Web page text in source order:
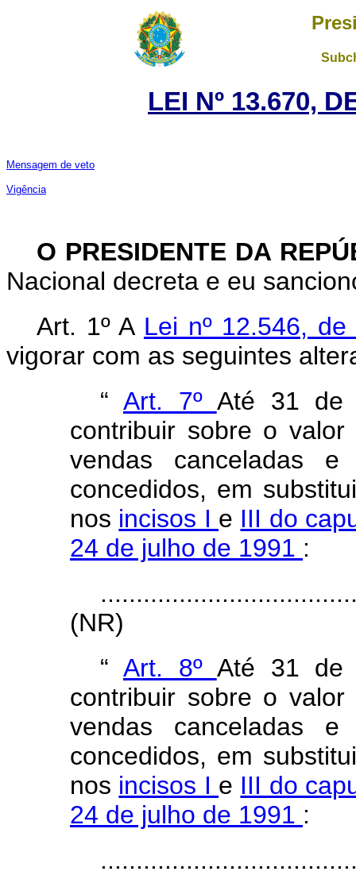
LEI Nº 13.670,
Mensagem de veto
Vigência
O PRESIDENTE DA
Nacional decreta e eu
Art. 1ºA Lei nº 12.546,
vigorar com as seguintes
“ Art. 7º Até 31 de
contribuir sobre o
vendas canceladas e
concedidos, em
nos incisos I e III do
24 de julho de 1991 :
(NR)
“ Art. 8º Até 31 de
contribuir sobre o
vendas canceladas e
concedidos, em
nos incisos I e III do
24 de julho de 1991 :